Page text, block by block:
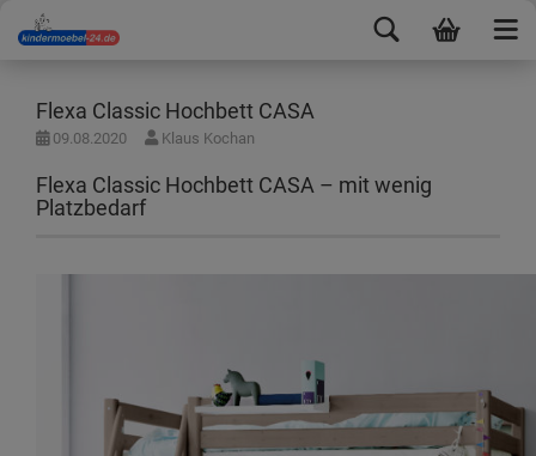
Flexa Classic Hochbett CASA
09.08.2020 Klaus Kochan
Flexa Classic Hochbett CASA – mit wenig
Platzbedarf